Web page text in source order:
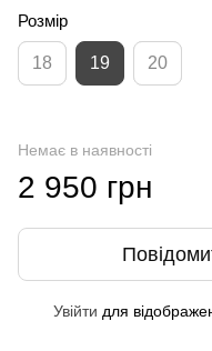
Розмір
18 19 20
Немає в наявності
2 950 грн
Увійти для